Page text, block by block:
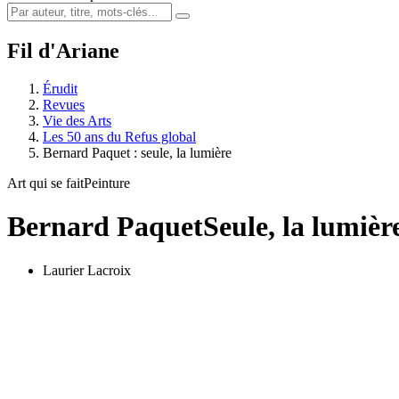
Fil d'Ariane
Érudit
Revues
Vie des Arts
Les 50 ans du Refus global
Bernard Paquet : seule, la lumière
Art qui se faitPeinture
Bernard PaquetSeule, la
Laurier Lacroix